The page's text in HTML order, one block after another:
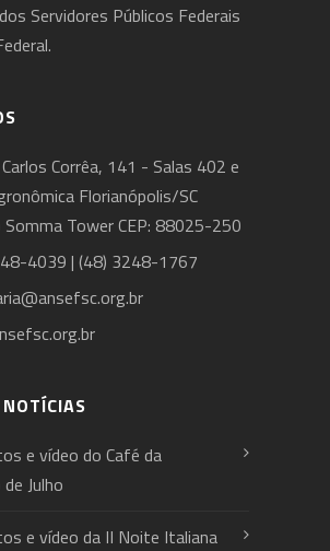
Servidores Públicos Federais
Corrêa, 141 - Salas 402 e
Florianópolis/SC
Somma Tower CEP: 88025-250
4039 | (48) 3248-1767
e vídeo do Café da
Julho
e vídeo da II Noite Italiana